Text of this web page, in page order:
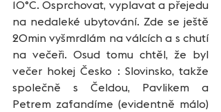
10°C. Osprchovat, vyplavat a přejedu
na nedaleké ubytování. Zde se ještě
20min vyšmrdlám na válcích a s chutí
na večeři. Osud tomu chtěl, že byl
večer hokej Česko : Slovinsko, takže
společně s Čeldou, Pavlikem a
Petrem zafandíme (evidentně málo)